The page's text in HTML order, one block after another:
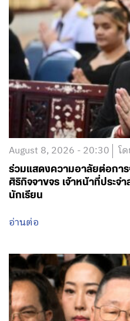
August 8, 2026 - 20:30 โ
ร่วมแสดงความอาลัยต่อกา
ศิริกิจจาขจร เจ้าหน้าที่ประจ
นักเรียน
อ่านต่อ